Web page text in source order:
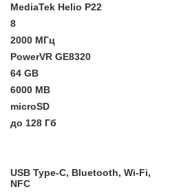
MediaTek Helio P22
8
2000 МГц
PowerVR GE8320
64 GB
6000 MB
microSD
до 128 Гб
USB Type-C, Bluetooth, Wi-Fi,
NFC